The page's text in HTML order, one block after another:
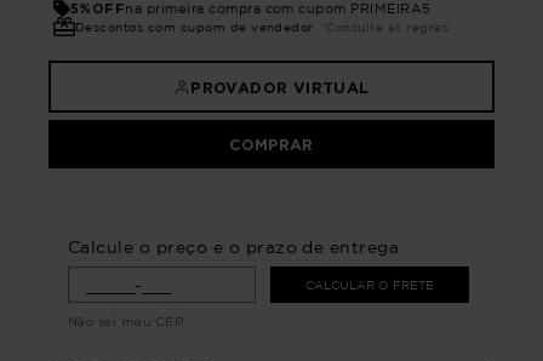
5%OFFna primeira compra com cupom PRIMEIRA5
Descontos com cupom de vendedor *Consulte as regras
PROVADOR VIRTUAL
COMPRAR
Calcule o preço e o prazo de entrega
CALCULAR O FRETE
Não sei meu CEP